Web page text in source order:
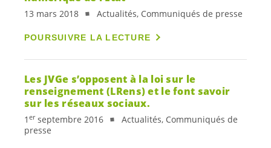
13 mars 2018 Actualités, Communiqués de presse
POURSUIVRE LA LECTURE
Les JVGe s’opposent à la loi sur le
renseignement (LRens) et le font savoir
sur les réseaux sociaux.
1 erseptembre 2016
Actualités, Communiqués de
presse